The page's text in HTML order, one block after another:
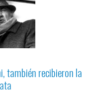
también recibieron la